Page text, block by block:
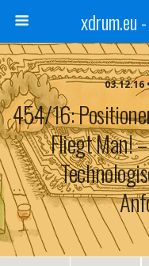
xdrum.eu
454/16:
Fliegt Man!